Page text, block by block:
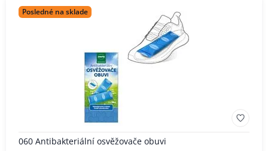
Posledné na sklade
060 Antibakteriální osvěžovače obuvi